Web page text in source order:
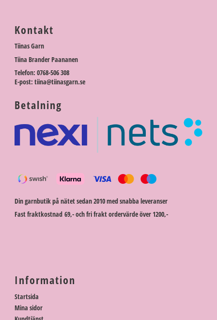
Kontakt
Tiinas Garn
Tiina Brander Paananen
Telefon: 0768-506 308
E-post: tiina@tiinasgarn.se
Betalning
Din garnbutik på nätet sedan 2010 med snabba leveranser
Fast fraktkostnad 69,- och fri frakt ordervärde över 1200,-
Information
Startsida
Mina sidor